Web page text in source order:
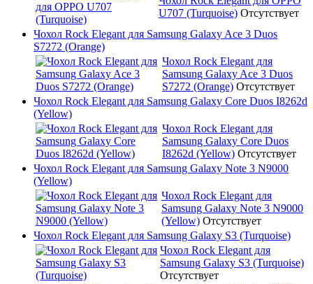
U707 (Turquoise) Отсутствует
Чохол Rock Elegant для Samsung Galaxy Ace 3 Duos
S7272 (Orange)
Чохол Rock Elegant для
Samsung Galaxy Ace 3 Duos
S7272 (Orange) Отсутствует
Чохол Rock Elegant для Samsung Galaxy Core Duos I8262d
(Yellow)
Чохол Rock Elegant для
Samsung Galaxy Core Duos
I8262d (Yellow) Отсутствует
Чохол Rock Elegant для Samsung Galaxy Note 3 N9000
(Yellow)
Чохол Rock Elegant для
Samsung Galaxy Note 3 N9000
(Yellow) Отсутствует
Чохол Rock Elegant для Samsung Galaxy S3 (Turquoise)
Чохол Rock Elegant для
Samsung Galaxy S3 (Turquoise)
Отсутствует